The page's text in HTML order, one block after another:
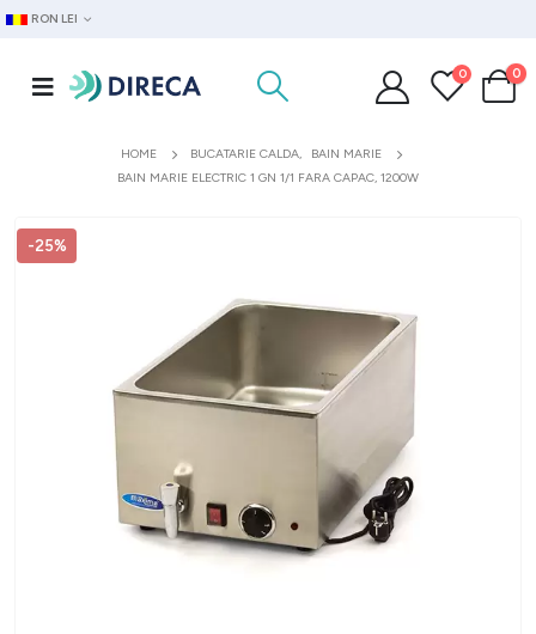
RON LEI
0 0
HOME BUCATARIE CALDA,
BAIN MARIE
BAIN MARIE ELECTRIC 1 GN 1/1 FARA CAPAC, 1200W
-25%